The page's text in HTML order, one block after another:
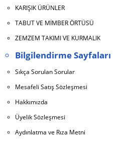
KARIŞIK ÜRÜNLER
TABUT VE MİMBER ÖRTÜSÜ
ZEMZEM TAKIMI VE KURMALIK
Bilgilendirme Sayfaları
Sıkça Sorulan Sorular
Mesafeli Satış Sözleşmesi
Hakkımızda
Üyelik Sözleşmesi
Aydınlatma ve Rıza Metni